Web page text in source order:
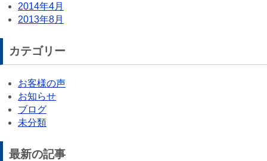
2014年4月
2013年8月
カテゴリー
お客様の声
お知らせ
ブログ
未分類
最新の記事